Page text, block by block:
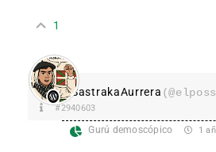
1
SastrakaAurrera
#2940603
Gurú demoscópico 1